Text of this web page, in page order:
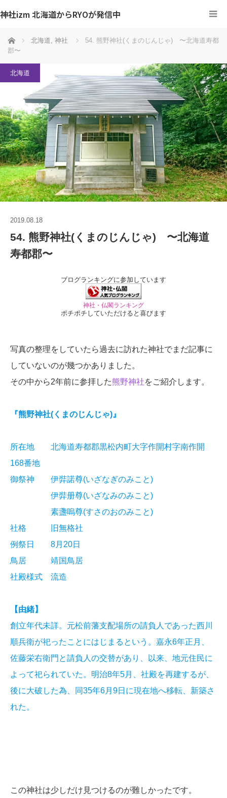
神社izm 北海道からRYOが発信中
ホーム 北海道, 神社
54. 熊野神社(くまのじんじゃ) 〜北海道寿都
郡〜
北海道
2019.08.18
54. 熊野神社(くまのじんじゃ) 〜北海道
寿都郡〜
ブログランキングに参加しています
神社・仏閣ランキング
ポチポチしていただけると喜びます
写真の整理をしていたら過去に訪れた神社でまだ記事に
していないのが幾つかありました。
その中から2年前に参拝した熊野神社をご紹介します。
『熊野神社(くまのじんじゃ)』
所在地 北海道寿都郡黒松内町大字作開村字南作開
168番地
御祭神 伊弉諾尊(いざなぎのみこと)
伊弉册尊(いざなみのみこと)
素盞嗚尊(すさのおのみこと)
社格 旧無格社
例祭日 8月20日
鳥居 靖国鳥居
社殿様式 流造
【由緒】
創立年代未詳。元松前藩支配場所の請負人であった西川
順兵衛が祀ったことにはじまるという。嘉永6年正月、
佐藤栄右衛門と請負人の交替があり、以来、地元住民に
よって祀られていた。明治8年5月、社殿を再建するが、
後に大破した為、同35年6月9日に現在地へ移転、新築さ
れた。
この神社は少しだけ見つけるのが難しかったです。